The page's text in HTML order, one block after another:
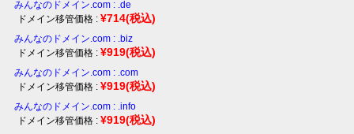
みんなのドメイン.com : .de
ドメイン移管価格 : ¥714(税込)
みんなのドメイン.com : .biz
ドメイン移管価格 : ¥919(税込)
みんなのドメイン.com : .com
ドメイン移管価格 : ¥919(税込)
みんなのドメイン.com : .info
ドメイン移管価格 : ¥919(税込)